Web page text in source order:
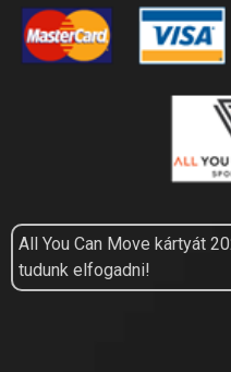
All You Can Move kártyát
tudunk elfogadni!